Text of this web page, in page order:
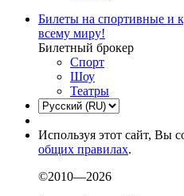
Билеты на спортивные и
всему миру!
Билетный брокер
Спорт
Шоу
Театры
Используя этот сайт, Вы
общих правилах.
©2010—2026